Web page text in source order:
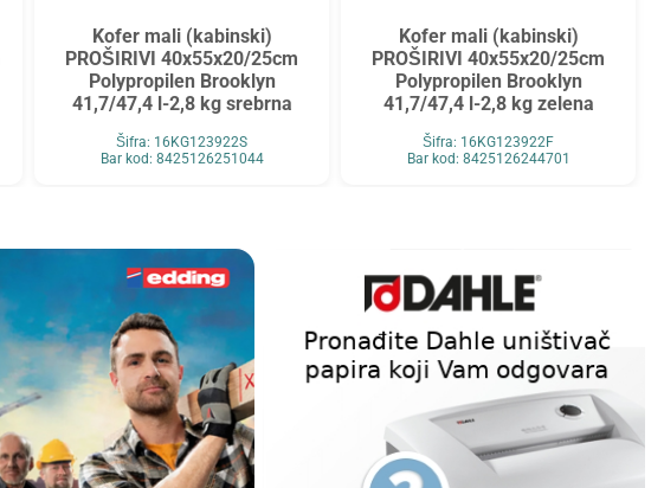
Kofer mali (kabinski)
PROŠIRIVI 40x55x20/25cm
Polypropilen Brooklyn
41,7/47,4 l-2,8 kg srebrna
Šifra: 16KG123922S
Bar kod: 8425126251044
Kofer mali (kabinski)
PROŠIRIVI 40x55x20/25cm
Polypropilen Brooklyn
41,7/47,4 l-2,8 kg zelena
Šifra: 16KG123922F
Bar kod: 8425126244701